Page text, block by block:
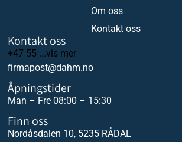
Om oss
Kontakt oss
Kontakt oss
+47 55 ...vis mer
firmapost@dahm.no
Åpningstider
Man – Fre 08:00 – 15:30
Finn oss
Nordåsdalen 10, 5235 RÅDAL